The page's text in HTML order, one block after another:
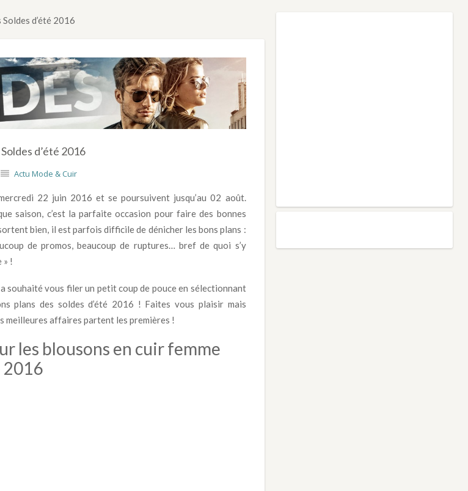
d’été 2016
d’été 2016
Actu Mode & Cuir
22 juin 2016 et se poursuivent jusqu’au 02 août.
saison, c’est la parfaite occasion pour faire des bonnes
bien, il est parfois difficile de dénicher les bons plans :
de promos, beaucoup de ruptures… bref de quoi s’y
» !
souhaité vous filer un petit coup de pouce en sélectionnant
plans des soldes d’été 2016 ! Faites vous plaisir mais
meilleures affaires partent les premières !
les blousons en cuir femme
2016